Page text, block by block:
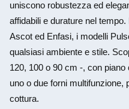
uniscono robustezza ed
affidabili e durature nel
Ascot ed Enfasi, i modelli
qualsiasi ambiente e stile.
120, 100 o 90 cm -, con
uno o due forni multifunzione,
cottura.